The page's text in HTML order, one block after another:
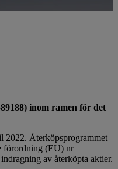
inom ramen för det
2022. Återköpsprogrammet
förordning (EU) nr
av återköpta aktier.